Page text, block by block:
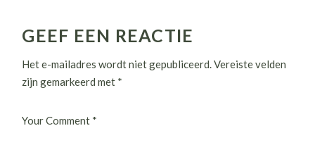
GEEF EEN REACTIE
Het e-mailadres wordt niet gepubliceerd.Vereiste velden
zijn gemarkeerd met *